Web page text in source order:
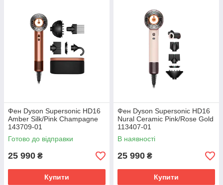
Фен Dyson Supersonic HD16
Amber Silk/Pink Champagne
143709-01
Готово до відправки
25 990 ₴
Купити
Фен Dyson Supersonic HD16
Nural Ceramic Pink/Rose Gold
113407-01
В наявності
25 990 ₴
Купити